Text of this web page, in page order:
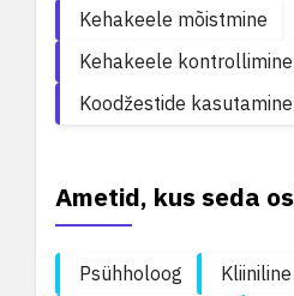
Kehakeele mõistmine
Kehakeele kontrollimine
Koodžestide kasutamine
Ametid, kus seda
Psühholoog